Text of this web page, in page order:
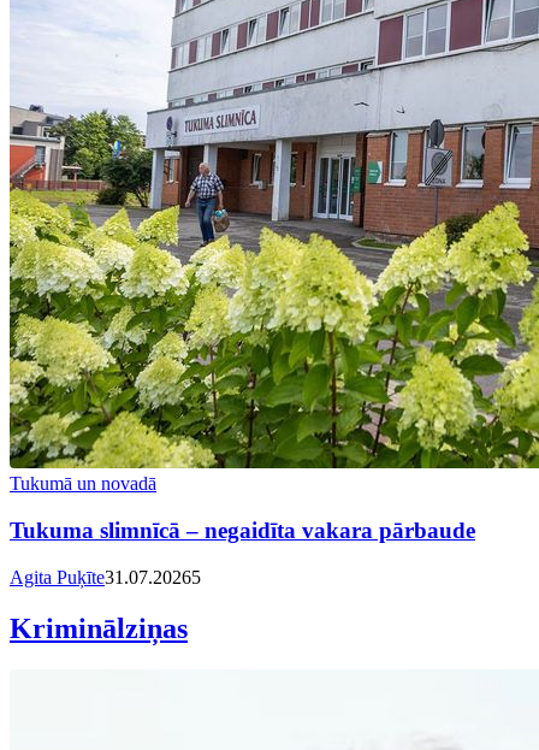
Tukumā un novadā
Tukuma slimnīcā – negaidīta vakara pārbaude
Agita Puķīte31.07.20265
Kriminālziņas